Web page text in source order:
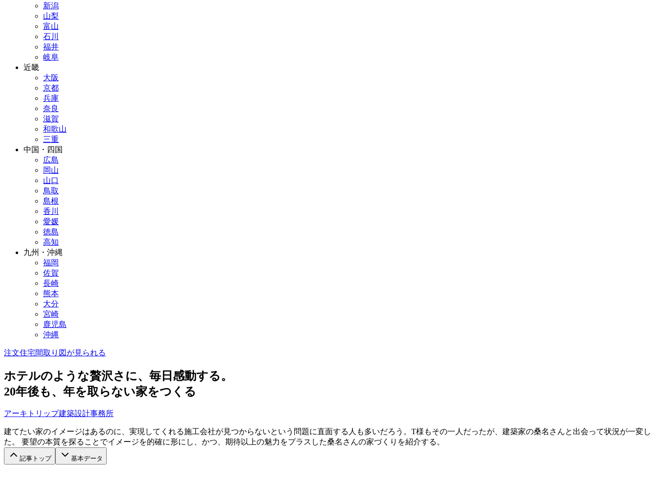
新潟
山梨
富山
石川
福井
岐阜
近畿
大阪
京都
兵庫
奈良
滋賀
和歌山
三重
中国・四国
広島
岡山
山口
鳥取
島根
香川
愛媛
徳島
高知
九州・沖縄
福岡
佐賀
長崎
熊本
大分
宮崎
鹿児島
沖縄
注文住宅間取り図が見られる
ホテルのような贅沢さに、毎日感動する。
20年後も、年を取らない家をつくる
アーキトリップ建築設計事務所
建てたい家のイメージはあるのに、実現してくれる施工会社が見つからないという問題に直面する人も多いだろう。T様もその一人だったが、建築家の桑名さんと出会って状況が一変し
た。 要望の本質を探ることでイメージを的確に形にし、かつ、期待以上の魅力をプラスした桑名さんの家づくりを紹介する。
記事トップ 基本データ